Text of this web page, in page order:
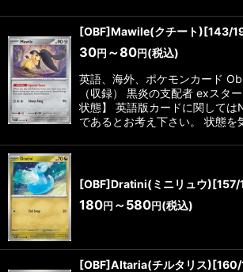
[OBF]Mawile(クチート)[143/
30円 ～80円(税込)
英語、海外、ポケモンカード
（収録） 黒炎の支配者 exスタ
状態】 英語版カードに関しては
であるとお考え下さい。 状態を
[OBF]Dratini(ミニリュウ)[157/
180円 ～580円 (税込)
[OBF]Altaria(チルタリス